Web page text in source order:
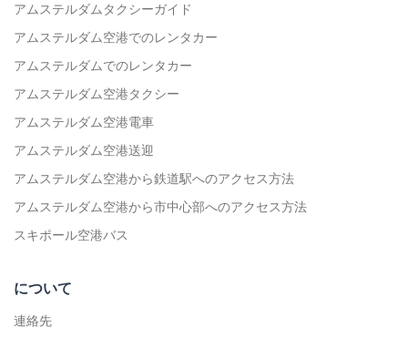
アムステルダムタクシーガイド
アムステルダム空港でのレンタカー
アムステルダムでのレンタカー
アムステルダム空港タクシー
アムステルダム空港電車
アムステルダム空港送迎
アムステルダム空港から鉄道駅へのアクセス方法
アムステルダム空港から市中心部へのアクセス方法
スキポール空港バス
について
連絡先